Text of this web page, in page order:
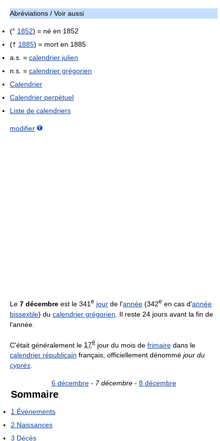
Abréviations / Voir aussi
(° 1852) = né en 1852
(† 1885) = mort en 1885
a.s. = calendrier julien
n.s. = calendrier grégorien
Calendrier
Calendrier perpétuel
Liste de calendriers
modifier
Le 7 décembre est le 341 e jour de l'année (342e en cas d'année
bissextile) du calendrier grégorien . Il reste 24 jours avant la fin de
l'année.
C'était généralement le 17e jour du mois de frimaire dans le
calendrier républicain français, officiellement dénommé jour du
cyprès.
6 décembre- 7 décembre- 8 décembre
Sommaire
1 Événements
2 Naissances
3 Décès